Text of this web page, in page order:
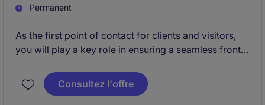
Permanent
As the first point of contact for clients and visitors,
you will play a key role in ensuring a seamless front-
and operational support to the wider team.
Consultez l'offre